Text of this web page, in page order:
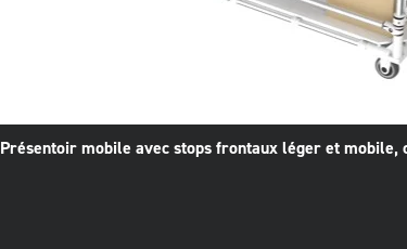
Présentoir mobile avec stops frontaux léger et mobile,